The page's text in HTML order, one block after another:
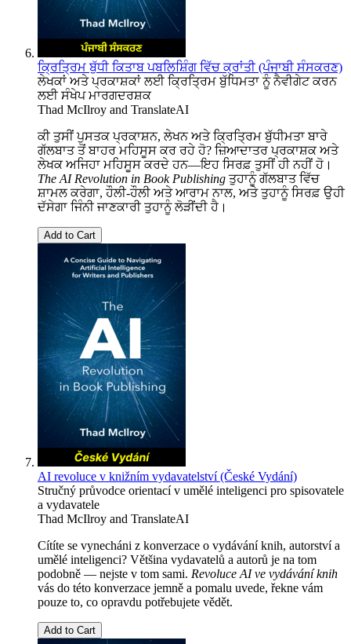
ਕ੍ਰਿਤ੍ਰਿਮ ਬੁੱਧੀ ਕਿਤਾਬ ਪਬਲਿਸ਼ਿੰਗ ਵਿੱਚ ਕ੍ਰਾਂਤੀ (ਪੰਜਾਬੀ ਸੰਸਕਰਣ)
ਲੇਖਕਾਂ ਅਤੇ ਪ੍ਰਕਾਸ਼ਕਾਂ ਲਈ ਕ੍ਰਿਤ੍ਰਿਮ ਬੁੱਧਿਮਤਾ ਨੂੰ ਨੈਵੀਗੇਟ ਕਰਨ
ਲਈ ਸੰਖੇਪ ਮਾਰਗਦਰਸ਼ਕ
Thad McIlroy and TranslateAI
ਕੀ ਤੁਸੀਂ ਪੁਸਤਕ ਪ੍ਰਕਾਸ਼ਨ, ਲੇਖਨ ਅਤੇ ਕ੍ਰਿਤ੍ਰਿਮ ਬੁੱਧੀਮਤਾ ਬਾਰੇ
ਗੱਲਬਾਤ ਤੋਂ ਬਾਹਰ ਮਹਿਸੂਸ ਕਰ ਰਹੇ ਹੋ? ਜ਼ਿਆਦਾਤਰ ਪ੍ਰਕਾਸ਼ਕ ਅਤੇ
ਲੇਖਕ ਅਜਿਹਾ ਮਹਿਸੂਸ ਕਰਦੇ ਹਨ—ਇਹ ਸਿਰਫ਼ ਤੁਸੀਂ ਹੀ ਨਹੀਂ ਹੋ।
The AI Revolution in Book Publishing ਤੁਹਾਨੂੰ ਗੱਲਬਾਤ ਵਿੱਚ
ਸ਼ਾਮਲ ਕਰੇਗਾ, ਹੌਲੀ-ਹੌਲੀ ਅਤੇ ਆਰਾਮ ਨਾਲ, ਅਤੇ ਤੁਹਾਨੂੰ ਸਿਰਫ਼ ਉਹੀ
ਦੱਸੇਗਾ ਜਿੰਨੀ ਜਾਣਕਾਰੀ ਤੁਹਾਨੂੰ ਲੋੜੀਂਦੀ ਹੈ।
Add to Cart
AI revoluce v knižním vydavatelství (České Vydání)
Stručný průvodce orientací v umělé inteligenci pro spisovatele
a vydavatele
Thad McIlroy and TranslateAI
Cítíte se vynecháni z konverzace o vydávání knih, autorství a
umělé inteligenci? Většina vydavatelů a autorů je na tom
podobně — nejste v tom sami. Revoluce AI ve vydávání knih
vás do této konverzace jemně a pomalu uvede, řekne vám
pouze to, co opravdu potřebujete vědět.
Add to Cart